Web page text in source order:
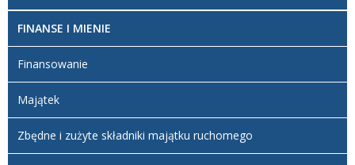
FINANSE I MIENIE
Finansowanie
Majątek
Zbędne i zużyte składniki majątku ruchomego